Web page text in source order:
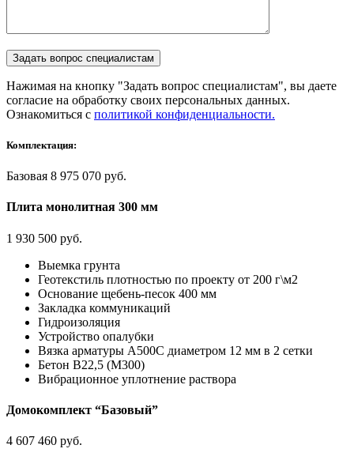
Нажимая на кнопку "Задать вопрос специалистам", вы даете
согласие на обработку своих персональных данных.
Ознакомиться с политикой конфиденциальности.
Комплектация:
Базовая 8 975 070 руб.
Плита монолитная 300 мм
1 930 500 руб.
Выемка грунта
Геотекстиль плотностью по проекту от 200 г\м2
Основание щебень-песок 400 мм
Закладка коммуникаций
Гидроизоляция
Устройство опалубки
Вязка арматуры А500С диаметром 12 мм в 2 сетки
Бетон В22,5 (М300)
Вибрационное уплотнение раствора
Домокомплект “Базовый”
4 607 460 руб.